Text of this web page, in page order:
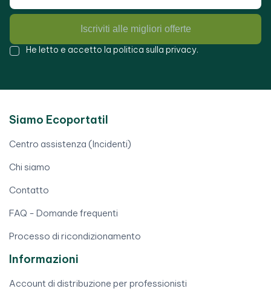
Iscriviti alle migliori offerte
He letto e accetto la politica sulla privacy.
Siamo Ecoportatil
Centro assistenza (Incidenti)
Chi siamo
Contatto
FAQ - Domande frequenti
Processo di ricondizionamento
Informazioni
Account di distribuzione per professionisti